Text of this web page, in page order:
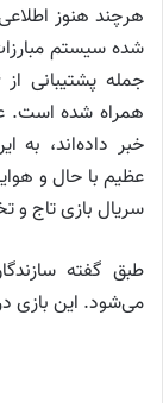
هرچند هنوز
شده سیستم
همراه شده است.
خبر داده‌اند، به
سریال بازی تاج و
می‌شود. این بازی